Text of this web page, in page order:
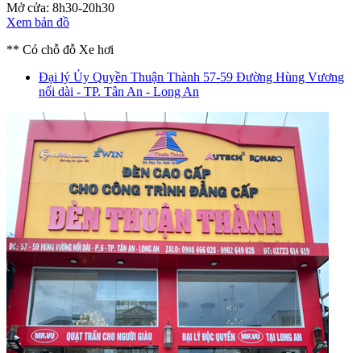
Mở cửa: 8h30-20h30
Xem bản đồ
** Có chỗ đỗ Xe hơi
Đại lý Ủy Quyền Thuận Thành 57-59 Đường Hùng Vương
nối dài - TP. Tân An - Long An